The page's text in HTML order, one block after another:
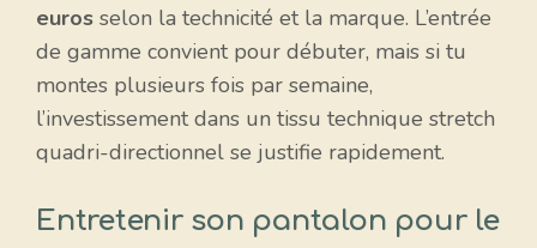
euros selon la technicité et la marque. L’entrée
de gamme convient pour débuter, mais si tu
montes plusieurs fois par semaine,
l’investissement dans un tissu technique stretch
quadri-directionnel se justifie rapidement.
Entretenir son pantalon pour le